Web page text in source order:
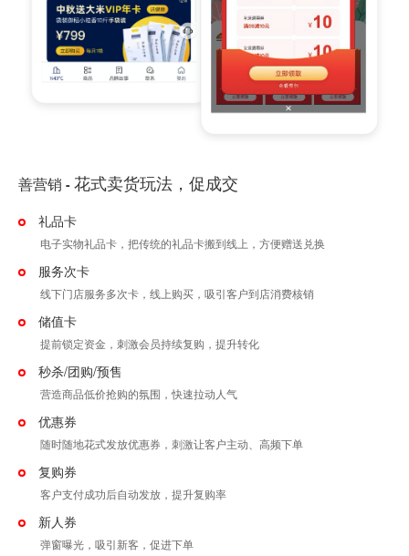
善营销 - 花式卖货玩法，促成交
礼品卡
电子实物礼品卡，把传统的礼品卡搬到线上，方便赠送兑换
服务次卡
线下门店服务多次卡，线上购买，吸引客户到店消费核销
储值卡
提前锁定资金，刺激会员持续复购，提升转化
秒杀/团购/预售
营造商品低价抢购的氛围，快速拉动人气
优惠券
随时随地花式发放优惠券，刺激让客户主动、高频下单
复购券
客户支付成功后自动发放，提升复购率
新人券
弹窗曝光，吸引新客，促进下单